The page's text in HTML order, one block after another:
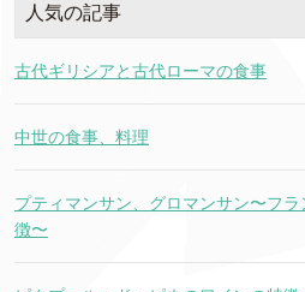
人気の記事
古代ギリシアと古代ローマの食事
中世の食事、料理
プティマンサン、グロマンサン〜フ
徴〜